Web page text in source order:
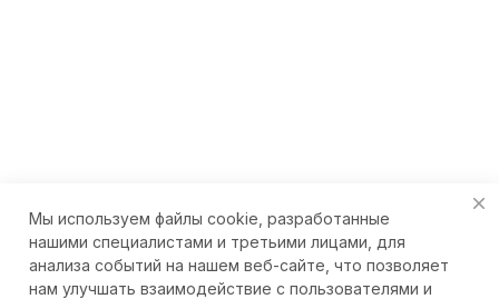
Мы используем файлы cookie, разработанные
нашими специалистами и третьими лицами, для
анализа событий на нашем веб-сайте, что позволяет
нам улучшать взаимодействие с пользователями и